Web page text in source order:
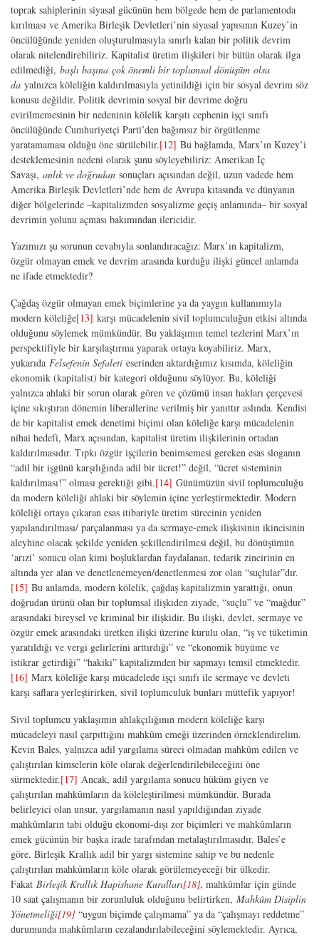
toprak sahiplerinin siyasal gücünün hem bölgede hem de parlamentoda
kırılması ve Amerika Birleşik Devletleri’nin siyasal yapısının Kuzey’in
öncülüğünde yeniden oluşturulmasıyla sınırlı kalan bir politik devrim
olarak nitelendirebiliriz. Kapitalist üretim ilişkileri bir bütün olarak ilga
edilmediği, başlı başına çok önemli bir toplumsal dönüşüm olsa
da yalnızca köleliğin kaldırılmasıyla yetinildiği için bir sosyal devrim söz
konusu değildir. Politik devrimin sosyal bir devrime doğru
evirilmemesinin bir nedeninin kölelik karşıtı cephenin işçi sınıfı
öncülüğünde Cumhuriyetçi Parti’den bağımsız bir örgütlenme
yaratamaması olduğu öne sürülebilir.[12] Bu bağlamda, Marx’ın Kuzey’i
desteklemesinin nedeni olarak şunu söyleyebiliriz: Amerikan İç
Savaşı, anlık ve doğrudan sonuçları açısından değil, uzun vadede hem
Amerika Birleşik Devletleri’nde hem de Avrupa kıtasında ve dünyanın
diğer bölgelerinde –kapitalizmden sosyalizme geçiş anlamında– bir sosyal
devrimin yolunu açması bakımından ilericidir.
Yazımızı şu sorunun cevabıyla sonlandıracağız: Marx’ın kapitalizm,
özgür olmayan emek ve devrim arasında kurduğu ilişki güncel anlamda
ne ifade etmektedir?
Çağdaş özgür olmayan emek biçimlerine ya da yaygın kullanımıyla
modern köleliğe[13] karşı mücadelenin sivil toplumculuğun etkisi altında
olduğunu söylemek mümkündür. Bu yaklaşımın temel tezlerini Marx’ın
perspektifiyle bir karşılaştırma yaparak ortaya koyabiliriz. Marx,
yukarıda Felsefenin Sefaleti eserinden aktardığımız kısımda, köleliğin
ekonomik (kapitalist) bir kategori olduğunu söylüyor. Bu, köleliği
yalnızca ahlaki bir sorun olarak gören ve çözümü insan hakları çerçevesi
içine sıkıştıran dönemin liberallerine verilmiş bir yanıttır aslında. Kendisi
de bir kapitalist emek denetimi biçimi olan köleliğe karşı mücadelenin
nihai hedefi, Marx açısından, kapitalist üretim ilişkilerinin ortadan
kaldırılmasıdır. Tıpkı özgür işçilerin benimsemesi gereken esas sloganın
“adil bir işgünü karşılığında adil bir ücret!” değil, “ücret sisteminin
kaldırılması!” olması gerektiği gibi.[14] Günümüzün sivil toplumculuğu
da modern köleliği ahlaki bir söylemin içine yerleştirmektedir. Modern
köleliği ortaya çıkaran esas itibariyle üretim sürecinin yeniden
yapılandırılması/ parçalanması ya da sermaye-emek ilişkisinin ikincisinin
aleyhine olacak şekilde yeniden şekillendirilmesi değil, bu dönüşümün
‘arızi’ sonucu olan kimi boşluklardan faydalanan, tedarik zincirinin en
altında yer alan ve denetlenemeyen/denetlenmesi zor olan “suçlular”dır.
[15] Bu anlamda, modern kölelik, çağdaş kapitalizmin yarattığı, onun
doğrudan ürünü olan bir toplumsal ilişkiden ziyade, “suçlu” ve “mağdur”
arasındaki bireysel ve kriminal bir ilişkidir. Bu ilişki, devlet, sermaye ve
özgür emek arasındaki üretken ilişki üzerine kurulu olan, “iş ve tüketimin
yaratıldığı ve vergi gelirlerini arttırdığı” ve “ekonomik büyüme ve
istikrar getirdiği” “hakiki” kapitalizmden bir sapmayı temsil etmektedir.
[16] Marx köleliğe karşı mücadelede işçi sınıfı ile sermaye ve devleti
karşı saflara yerleştirirken, sivil toplumculuk bunları müttefik yapıyor!
Sivil toplumcu yaklaşımın ahlakçılığının modern köleliğe karşı
mücadeleyi nasıl çarpıttığını mahkûm emeği üzerinden örneklendirelim.
Kevin Bales, yalnızca adil yargılama süreci olmadan mahkûm edilen ve
çalıştırılan kimselerin köle olarak değerlendirilebileceğini öne
sürmektedir.[17] Ancak, adil yargılama sonucu hüküm giyen ve
çalıştırılan mahkûmların da köleleştirilmesi mümkündür. Burada
belirleyici olan unsur, yargılamanın nasıl yapıldığından ziyade
mahkûmların tabi olduğu ekonomi-dışı zor biçimleri ve mahkûmların
emek gücünün bir başka irade tarafından metalaştırılmasıdır. Bales’e
göre, Birleşik Krallık adil bir yargı sistemine sahip ve bu nedenle
çalıştırılan mahkûmların köle olarak görülemeyeceği bir ülkedir.
Fakat Birleşik Krallık Hapishane Kuralları[18], mahkûmlar için günde
10 saat çalışmanın bir zorunluluk olduğunu belirtirken, Mahkûm Disiplin
Yönetmeliği[19]“uygun biçimde çalışmama” ya da “çalışmayı reddetme”
durumunda mahkûmların cezalandırılabileceğini söylemektedir. Ayrıca,